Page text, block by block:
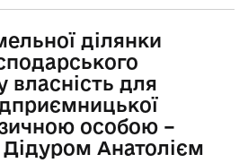
ділянки
власність для
особою –
Анатолієм